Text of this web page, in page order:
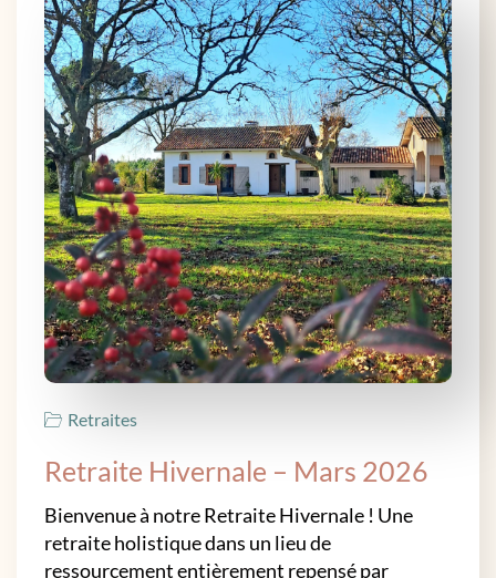
Retraites
Retraite Hivernale – Mars 2026
Bienvenue à notre Retraite Hivernale ! Une
retraite holistique dans un lieu de
ressourcement entièrement repensé par